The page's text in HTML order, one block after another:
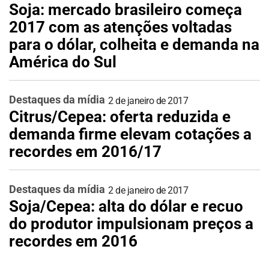
Soja: mercado brasileiro começa
2017 com as atenções voltadas
para o dólar, colheita e demanda na
América do Sul
Destaques da mídia 2 de janeiro de 2017
Citrus/Cepea: oferta reduzida e
demanda firme elevam cotações a
recordes em 2016/17
Destaques da mídia 2 de janeiro de 2017
Soja/Cepea: alta do dólar e recuo
do produtor impulsionam preços a
recordes em 2016